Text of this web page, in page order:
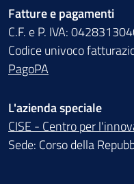
Fatture e pagamenti
C.F. e P. IVA:
Codice univoco
PagoPA
L'azienda speciale
CISE - Centro per
Sede: Corso della